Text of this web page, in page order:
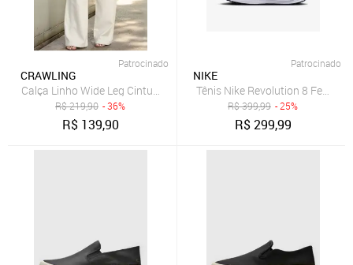
Patrocinado
CRAWLING
Calça Linho Wide Leg Cintura Alta Feminina
R$219,90 - 36%
R$ 139,90
Patrocinado
NIKE
Tênis Nike Revolution 8
R$399,99 - 25%
R$299,99